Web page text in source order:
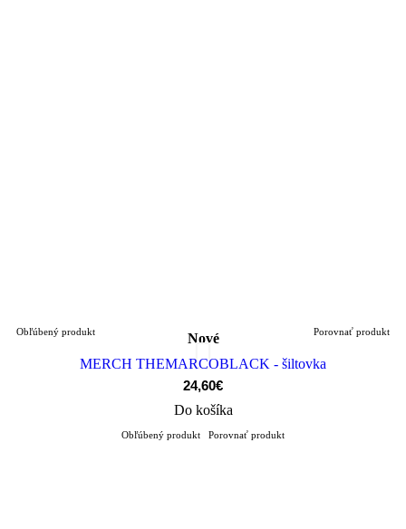
Nové
Obľúbený produkt Porovnať produkt
MERCH THEMARCOBLACK - šiltovka
24,60€
Do košíka
Obľúbený produkt Porovnať produkt